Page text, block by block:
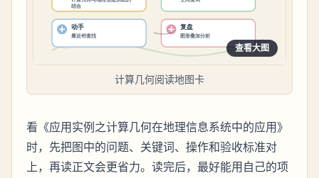
查看大图
计算几何阅读地图卡
看《应用实例之计算几何在地理信息系统中的应用》
时，先把图中的问题、关键词、操作和验收标准对
上，再读正文会更省力。读完后，最好能用自己的项